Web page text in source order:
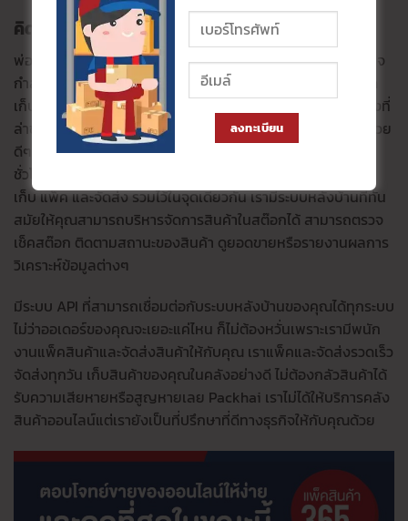
คิดจะขายของออนไลน์ให้ Packhai เป็นผู้ช่วยสิ
พ่อค้าแม่ค้าออนไลน์ที่คิดจะขายของออนไลน์ทั้งหลาย บางคนอาจ
กำลังพบกับเจอกับปัญหาต่างๆ นานามากมาย เช่น ไม่มีพื้นที่จัด
เก็บสินค้า ออเดอร์เยอะแต่ไม่มีคนช่วยแพ็คของ ปัญหาการจัดส่งที่
ล่าช้า ไม่มีคนไปส่งของที่บริษัทขนส่งให้ จะดีกว่าไหม ถ้าคุณมีผู้ช่วย
ดีๆ ผู้ให้บริการคลังสินค้าออนไลน์
ชั่วโมงอย่าง packhai เราคือผู้ให้บริการคลังสินค้าออนไลน์ที่รับ
เก็บ แพ็ค และจัดส่ง รวมไว้ในจุดเดียวกัน เรามีระบบหลังบ้านที่ทัน
สมัยให้คุณสามารถบริหารจัดการสินค้าในสต๊อกได้ สามารถตรวจ
เช็คสต๊อก ติดตามสถานะของสินค้า ดูยอดขายหรือรายงานผลการ
วิเคราะห์ข้อมูลต่างๆ
มีระบบ API ที่สามารถเชื่อมต่อกับระบบหลังบ้านของคุณได้ทุกระบบ
ไม่ว่าออเดอร์ของคุณจะเยอะแค่ไหน ก็ไม่ต้องหวั่นเพราะเรามีพนัก
งานแพ็คสินค้าและจัดส่งสินค้าให้กับคุณ เราแพ็คและจัดส่งรวดเร็ว
จัดส่งทุกวัน เก็บสินค้าของคุณในคลังอย่างดี ไม่ต้องกลัวสินค้าได้
รับความเสียหายหรือสูญหายเลย Packhai เราไม่ได้ให้บริการคลัง
สินค้าออนไลน์แต่เรายังเป็นที่ปรึกษาที่ดีทางธุรกิจให้กับคุณด้วย
ลงทะเบียน